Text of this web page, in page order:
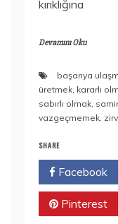
kırıklığına
Devamını Oku
başarıya
üretmek, kararlı
sabırlı olmak,
vazgeçmemek,
SHARE
Facebook
Pinterest